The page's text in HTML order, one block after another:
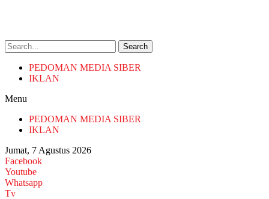
Search
PEDOMAN MEDIA SIBER
IKLAN
Menu
PEDOMAN MEDIA SIBER
IKLAN
Jumat, 7 Agustus 2026
Facebook
Youtube
Whatsapp
Tv